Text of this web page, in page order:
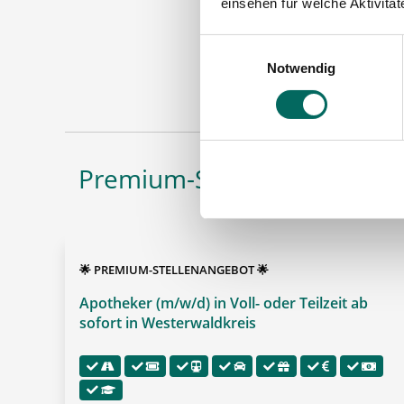
Notwendig
Premium-Stellenangebote
🌟 PREMIUM-STELLENANGEBOT 🌟
Apotheker (m/w/d) in Voll- oder Teilzeit ab
sofort in Westerwaldkreis